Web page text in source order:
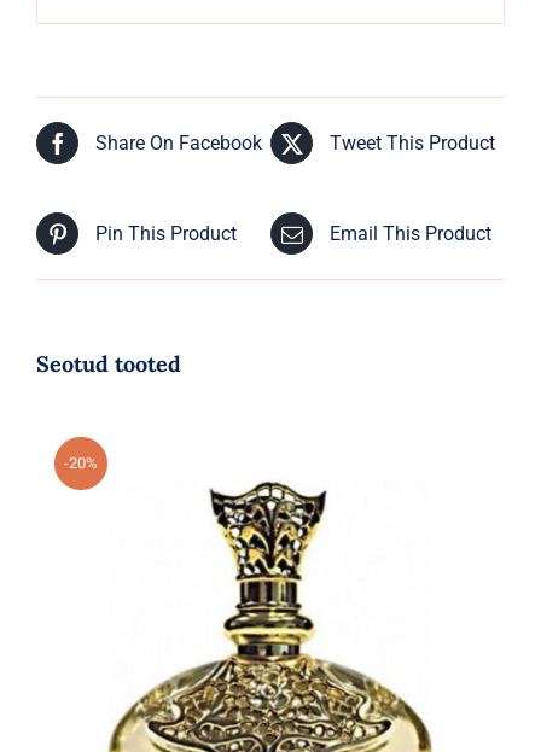
Share On Facebook Tweet This Product
Pin This Product Email This Product
Seotud tooted
-20%